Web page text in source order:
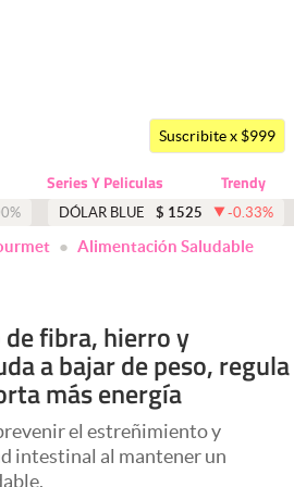
Suscribite x $999
Series Y Peliculas Trendy
% DÓLAR BLUE $ 1525 -0.33%
Alimentación Saludable
de fibra, hierro y
a bajar de peso, regula
más energía
el estreñimiento y
intestinal al mantener un